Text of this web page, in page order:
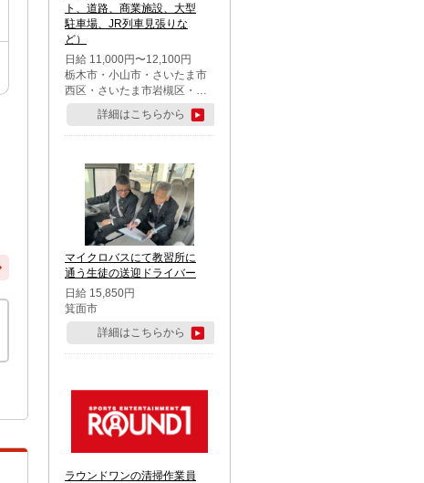
ト、道路、商業施設、大型
駐車場、JR列車見張りな
ど）
日給 11,000円〜12,100円
栃木市・小山市・さいたま市
西区・さいたま市岩槻区・久
喜市・蓮田市
詳細はこちらから
マイクロバスにて教習所に
通う生徒の送迎ドライバー
日給 15,850円
箕面市
詳細はこちらから
ラウンドワンの清掃作業員